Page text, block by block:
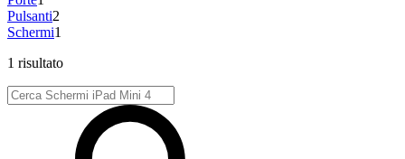
Pulsanti2
Schermi1
1 risultato